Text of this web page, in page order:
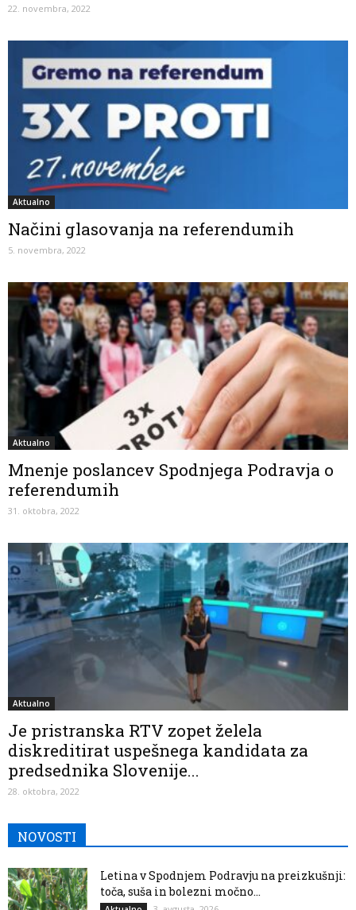
22. novembra, 2022
Aktualno
Načini glasovanja na referendumih
5. novembra, 2022
Aktualno
Mnenje poslancev Spodnjega Podravja o
referendumih
31. oktobra, 2022
Aktualno
Je pristranska RTV zopet želela
diskreditirat uspešnega kandidata za
predsednika Slovenije...
28. oktobra, 2022
NOVOSTI
Letina v Spodnjem Podravju na preizkušnji:
toča, suša in bolezni močno...